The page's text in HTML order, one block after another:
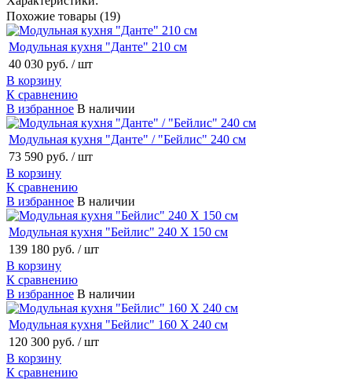
Похожие товары (19)
Модульная кухня "Данте" 210 см
40 030 руб. / шт
В корзину
К сравнению
В избранное В наличии
Модульная кухня "Данте" / "Бейлис" 240 см
73 590 руб. / шт
В корзину
К сравнению
В избранное В наличии
Модульная кухня "Бейлис" 240 Х 150 см
139 180 руб. / шт
В корзину
К сравнению
В избранное В наличии
Модульная кухня "Бейлис" 160 Х 240 см
120 300 руб. / шт
В корзину
К сравнению